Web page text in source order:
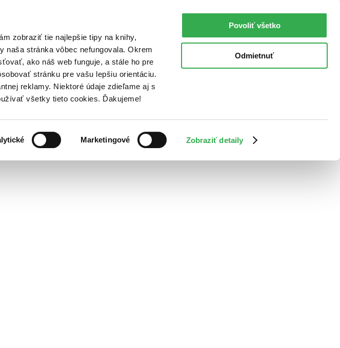
zobraziť tie najlepšie tipy na knihy,
naša stránka vôbec nefungovala. Okrem
ako náš web funguje, a stále ho pre
stránku pre vašu lepšiu orientáciu.
reklamy. Niektoré údaje zdieľame aj s
všetky tieto cookies. Ďakujeme!
Marketingové Zobraziť detaily
Povoliť všetko
Odmietnuť